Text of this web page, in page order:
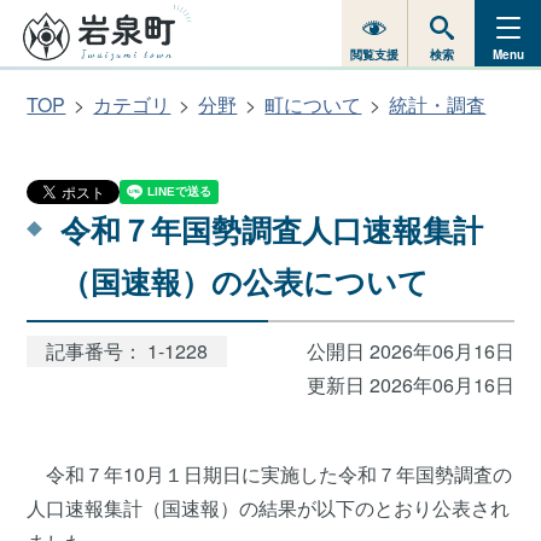
閲覧支援 検索 Menu
TOP カテゴリ 分野 町について 統計・調査
令和７年国勢調査人口速報集計
（国速報）の公表について
記事番号： 1-1228
公開日 2026年06月16日
更新日 2026年06月16日
令和７年10月１日期日に実施した令和７年国勢調査の
人口速報集計（国速報）の結果が以下のとおり公表され